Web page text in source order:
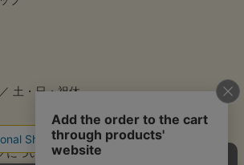
土・日・祝休
ついて